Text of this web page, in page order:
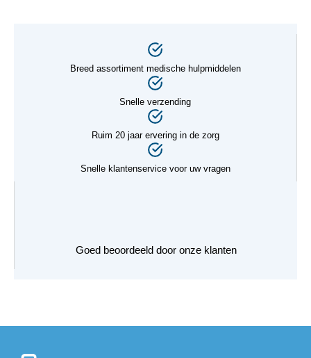
Breed assortiment medische hulpmiddelen
Snelle verzending
Ruim 20 jaar ervering in de zorg
Snelle klantenservice voor uw vragen
Goed beoordeeld door onze klanten